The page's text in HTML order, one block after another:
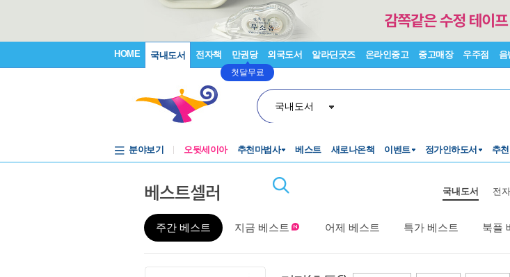
HOME 국내도서 전자책 만권당
첫달무료
외국도서 알라딘굿즈 온라인중고 중고매장 우주점 음
국내도서
분야보기 오뒷세이아 추천마법사 베스트 새로나온책 이벤트 정가인하도서 추
베스트셀러 국내도서 전
주간 베스트 지금 베스트 어제 베스트 특가 베스트 북플